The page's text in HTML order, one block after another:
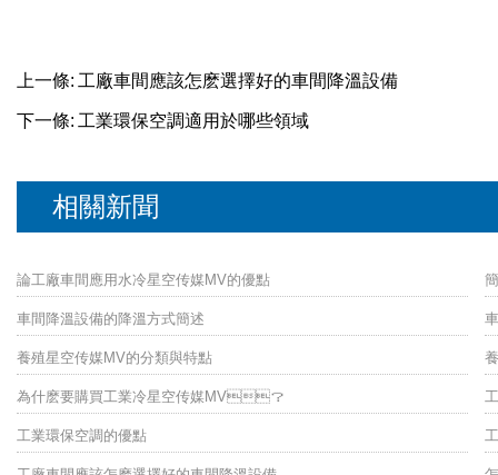
上一條: 工廠車間應該怎麽選擇好的車間降溫設備
下一條: 工業環保空調適用於哪些領域
相關新聞
論工廠車間應用水冷星空传媒MV的優點
車間降溫設備的降溫方式簡述
養殖星空传媒MV的分類與特點
為什麽要購買工業冷星空传媒MV？
工業環保空調的優點